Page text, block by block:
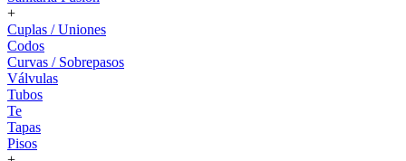
+
Cuplas / Uniones
Codos
Curvas / Sobrepasos
Válvulas
Tubos
Te
Tapas
Pisos